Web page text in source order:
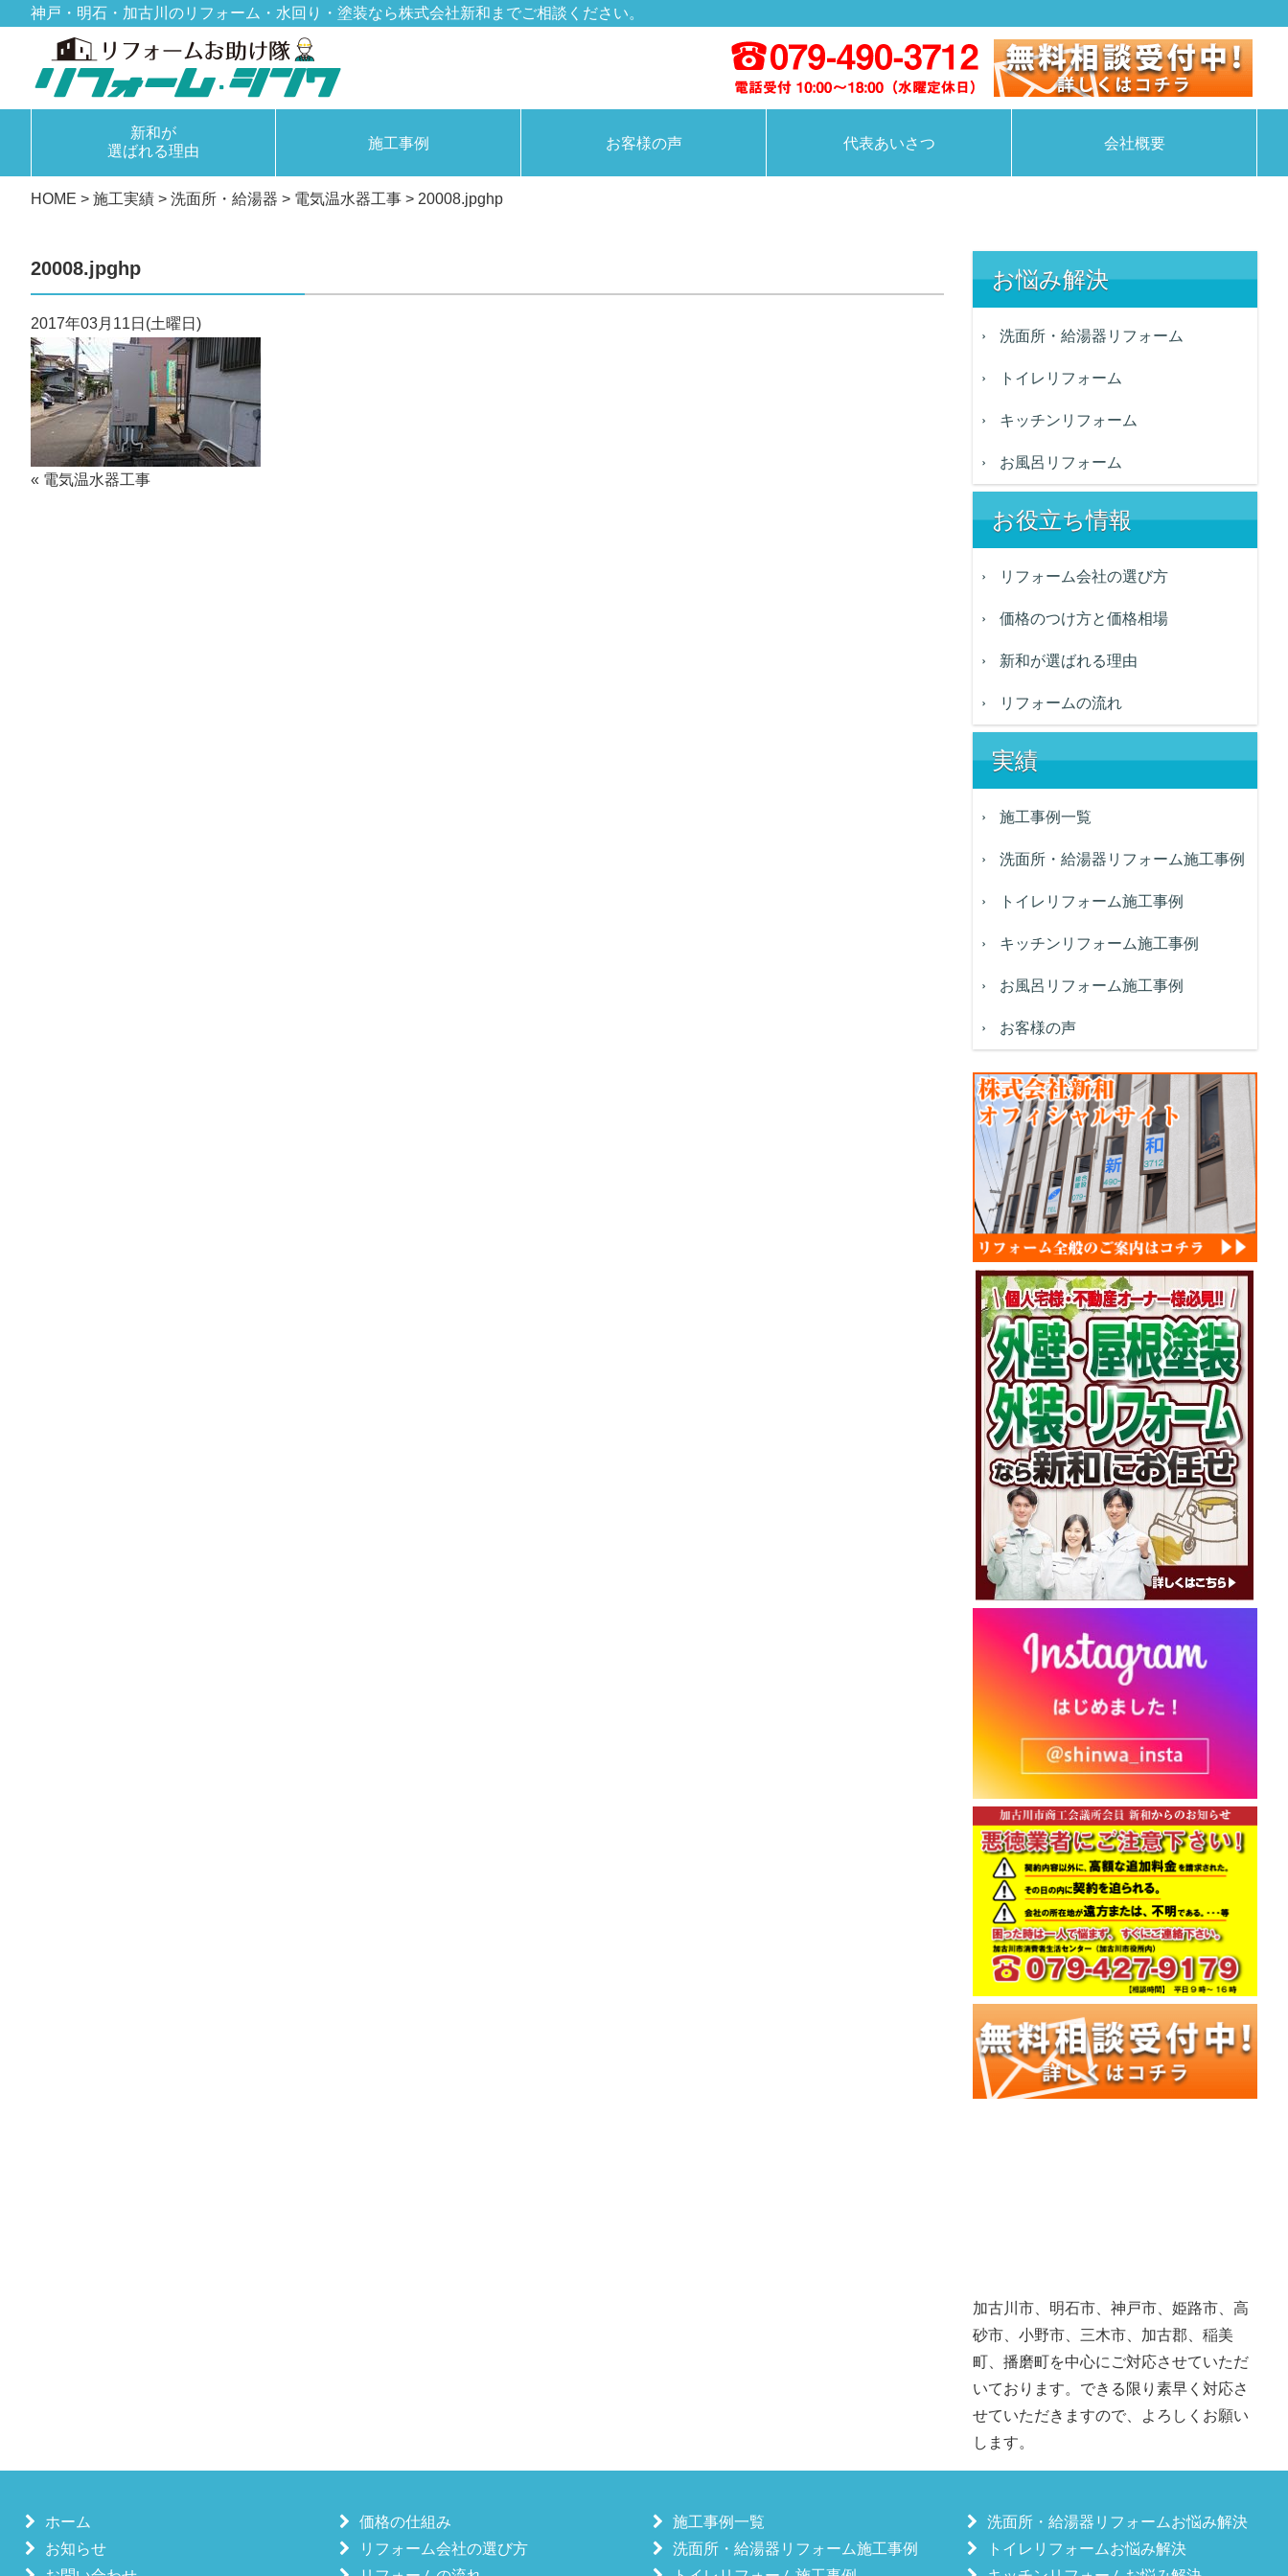
神戸・明石・加古川のリフォーム・水回り・塗装なら株式会社新和までご相談ください。
新和が
選ばれる理由
施工事例 お客様の声 代表あいさつ 会社概要
HOME > 施工実績 > 洗面所・給湯器 > 電気温水器工事 > 20008.jpghp
20008.jpghp
2017年03月11日(土曜日)
« 電気温水器工事
お悩み解決
洗面所・給湯器リフォーム
トイレリフォーム
キッチンリフォーム
お風呂リフォーム
お役立ち情報
リフォーム会社の選び方
価格のつけ方と価格相場
新和が選ばれる理由
リフォームの流れ
実績
施工事例一覧
洗面所・給湯器リフォーム施工事例
トイレリフォーム施工事例
キッチンリフォーム施工事例
お風呂リフォーム施工事例
お客様の声
加古川市、明石市、神戸市、姫路市、高
砂市、小野市、三木市、加古郡、稲美
町、播磨町を中心にご対応させていただ
いております。できる限り素早く対応さ
せていただきますので、よろしくお願い
します。
ホーム
お知らせ
価格の仕組み
リフォーム会社の選び方
施工事例一覧
洗面所・給湯器リフォーム施工事例
洗面所・給湯器リフォームお悩み解決
トイレリフォームお悩み解決